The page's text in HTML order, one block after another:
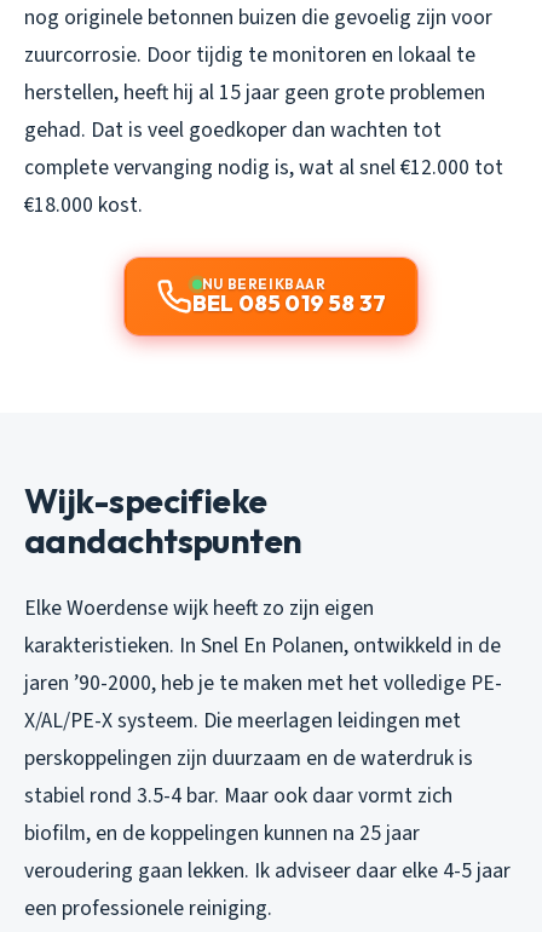
nog originele betonnen buizen die gevoelig zijn voor
zuurcorrosie. Door tijdig te monitoren en lokaal te
herstellen, heeft hij al 15 jaar geen grote problemen
gehad. Dat is veel goedkoper dan wachten tot
complete vervanging nodig is, wat al snel €12.000 tot
€18.000 kost.
NU BEREIKBAAR
BEL 085 019 58 37
Wijk-specifieke
aandachtspunten
Elke Woerdense wijk heeft zo zijn eigen
karakteristieken. In Snel En Polanen, ontwikkeld in de
jaren ’90-2000, heb je te maken met het volledige PE-
X/AL/PE-X systeem. Die meerlagen leidingen met
perskoppelingen zijn duurzaam en de waterdruk is
stabiel rond 3.5-4 bar. Maar ook daar vormt zich
biofilm, en de koppelingen kunnen na 25 jaar
veroudering gaan lekken. Ik adviseer daar elke 4-5 jaar
een professionele reiniging.